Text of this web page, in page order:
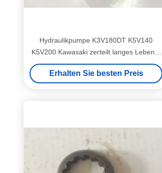
Hydraulikpumpe K3V180DT K5V140
K5V200 Kawasaki zerteilt langes Lebens-
langlebiges Gut
Erhalten Sie besten Preis